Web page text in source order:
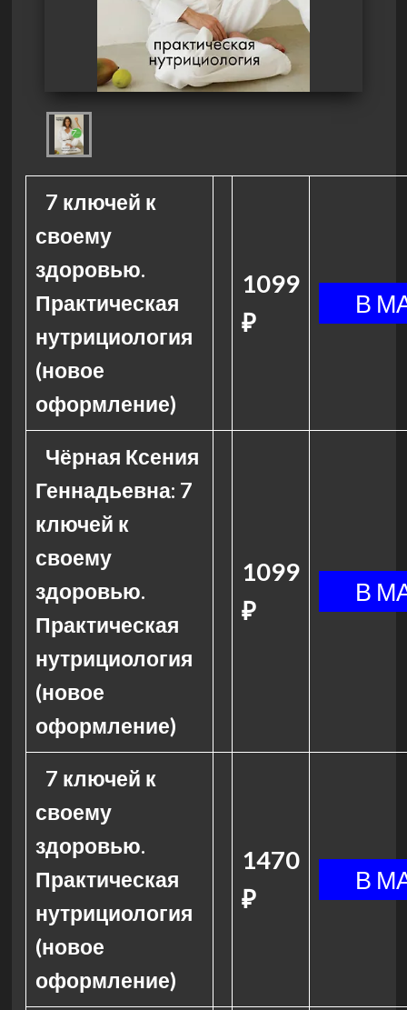
7 ключей к
своему
здоровью.
Практическая
нутрициология
(новое
оформление)
1099
₽
Чёрная Ксения
Геннадьевна: 7
ключей к
своему
здоровью.
Практическая
нутрициология
(новое
оформление)
1099
₽
7 ключей к
своему
здоровью.
Практическая
нутрициология
(новое
оформление)
1470
₽